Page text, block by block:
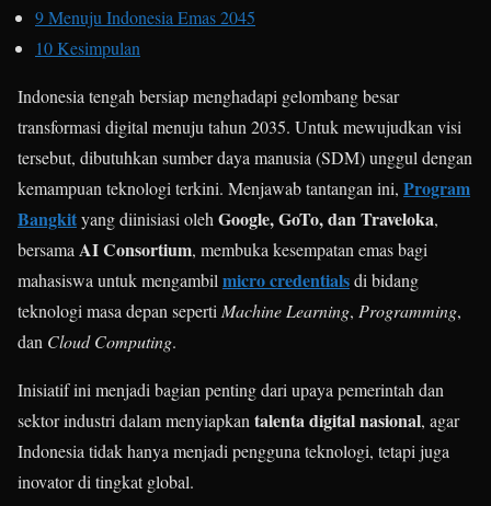
9Menuju Indonesia Emas 2045
10Kesimpulan
Indonesia tengah bersiap menghadapi gelombang besar
transformasi digital menuju tahun 2035. Untuk mewujudkan visi
tersebut, dibutuhkan sumber daya manusia (SDM) unggul dengan
kemampuan teknologi terkini. Menjawab tantangan ini, Program
Bangkityang diinisiasi olehGoogle, GoTo, dan Traveloka,
bersamaAI Consortium, membuka kesempatan emas bagi
mahasiswa untuk mengambilmicro credentialsdi bidang
teknologi masa depan sepertiMachine Learning, Programming,
dan Cloud Computing.
Inisiatif ini menjadi bagian penting dari upaya pemerintah dan
sektor industri dalam menyiapkantalenta digital nasional, agar
Indonesia tidak hanya menjadi pengguna teknologi, tetapi juga
inovator di tingkat global.